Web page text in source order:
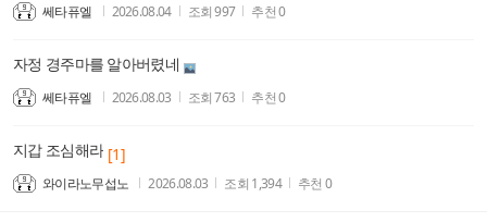
쎄타퓨엘 2026.08.04 조회997 추천0
자정 경주마를 알아버렸네
쎄타퓨엘 2026.08.03 조회763 추천0
지갑 조심해라 [1]
와이라노무섭노 2026.08.03 조회 1,394 추천 0